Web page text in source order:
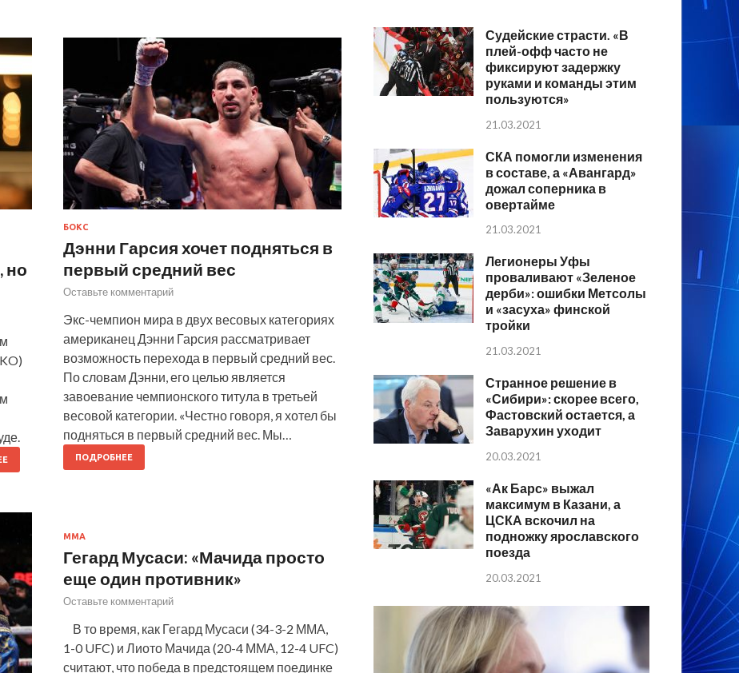
но
БОКС
Дэнни Гарсия хочет подняться в
первый средний вес
Оставьте комментарий
Экс-чемпион мира в двух весовых категориях
американец Дэнни Гарсия рассматривает
возможность перехода в первый средний вес.
По словам Дэнни, его целью является
завоевание чемпионского титула в третьей
весовой категории. «Честно говоря, я хотел бы
подняться в первый средний вес. Мы…
ПОДРОБНЕЕ
MMA
Гегард Мусаси: «Мачида просто
еще один противник»
Оставьте комментарий
В то время, как Гегард Мусаси (34-3-2 ММА,
1-0 UFC) и Лиото Мачида (20-4 ММА, 12-4 UFC)
считают, что победа в предстоящем поединке
Судейские страсти. «В
плей-офф часто не
фиксируют задержку
руками и команды этим
пользуются»
21.03.2021
СКА помогли изменения
в составе, а «Авангард»
дожал соперника в
овертайме
21.03.2021
Легионеры Уфы
проваливают «Зеленое
дерби»: ошибки Метсолы
и «засуха» финской
тройки
21.03.2021
Странное решение в
«Сибири»: скорее всего,
Фастовский остается, а
Заварухин уходит
20.03.2021
«Ак Барс» выжал
максимум в Казани, а
ЦСКА вскочил на
подножку ярославского
поезда
20.03.2021